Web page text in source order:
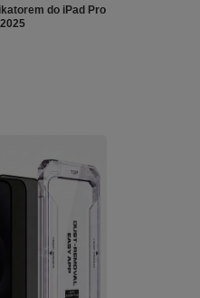
do iPad Pro